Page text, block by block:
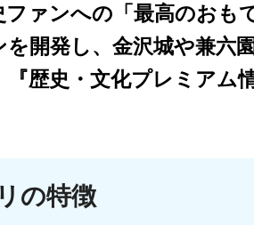
ファンへの「最高のおも
を開発し、金沢城や兼六
『歴史・文化プレミアム
の特徴